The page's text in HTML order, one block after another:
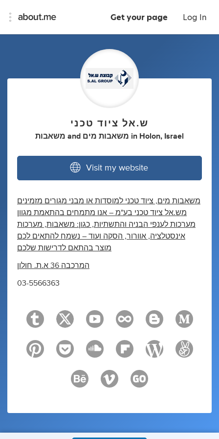
Get your page Log In
ש.אל ציוד טכני
משאבות and משאבות מים in Holon, Israel
Visit my website
משאבות מים, ציוד טכני למוסדות או מבני מגורים מזמינים
מש.אל ציוד טכני בע"מ – אנו מתמחים בהתאמת מגוון
מערכות לענפי הבניה והתשתיות, כגון: משאבות, מערכות
אינסטלציה, אוורור, הסקה ועוד – נשמח להתאים לכם
מוצר בהתאם לדרישות שלכם
המרכבה 36 א.ת. חולון
03-5566363